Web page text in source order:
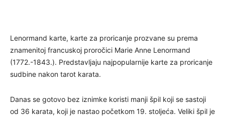
Lenormand karte, karte za proricanje prozvane su prema
znamenitoj francuskoj proročici Marie Anne Lenormand
(1772.-1843.). Predstavljaju najpopularnije karte za proricanje
sudbine nakon tarot karata.
Danas se gotovo bez iznimke koristi manji špil koji se sastoji
od 36 karata, koji je nastao početkom 19. stoljeća. Veliki špil je